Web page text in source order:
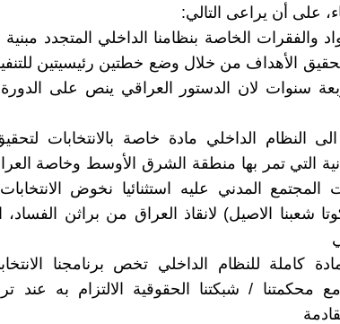
على أن يراعى التالي:
والفقرات الخاصة بنظامنا الداخلي المتجدد
الأهداف من خلال وضع خطتين رئيسيتين
سنوات لان الدستور العراقي ينص على الدورة
النظام الداخلي مادة خاصة بالانتخابات
التي تمر بها منطقة الشرق الأوسط وخاصة
المدني عليه استثنائيا نخوض الانتخابات
شعبنا الاصيل) لانقاذ العراق من براثن الفساد،
كاملة للنظام الداخلي تخص برنامجنا
مع محكمتنا / شبكتنا الحقوقية الالتزام به